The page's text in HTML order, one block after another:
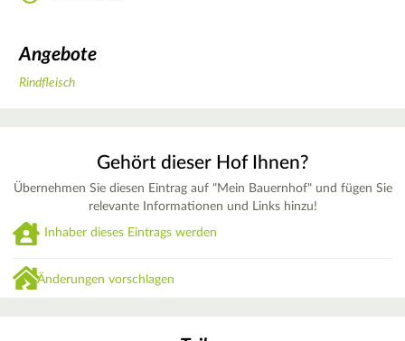
Angebote
Rindfleisch
Gehört dieser Hof Ihnen?
Übernehmen Sie diesen Eintrag auf "Mein Bauernhof" und fügen Sie
relevante Informationen und Links hinzu!
Inhaber dieses Eintrags werden
Änderungen vorschlagen